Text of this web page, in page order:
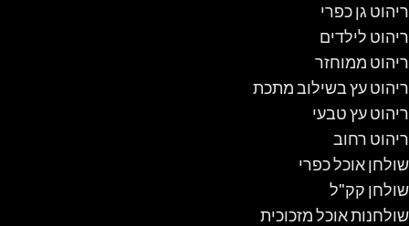
ריהוט גן כפרי
ריהוט לילדים
ריהוט ממוחזר
ריהוט עץ בשילוב מתכת
ריהוט עץ טבעי
ריהוט רחוב
שולחן אוכל כפרי
שולחן קק"ל
שולחנות אוכל מזכוכית